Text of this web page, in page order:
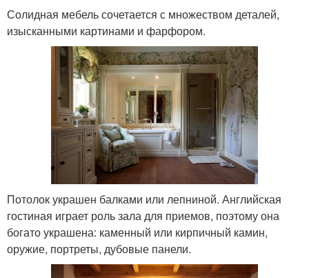
Солидная мебель сочетается с множеством деталей,
изысканными картинами и фарфором.
Потолок украшен балками или лепниной. Английская
гостиная играет роль зала для приемов, поэтому она
богато украшена: каменный или кирпичный камин,
оружие, портреты, дубовые панели.